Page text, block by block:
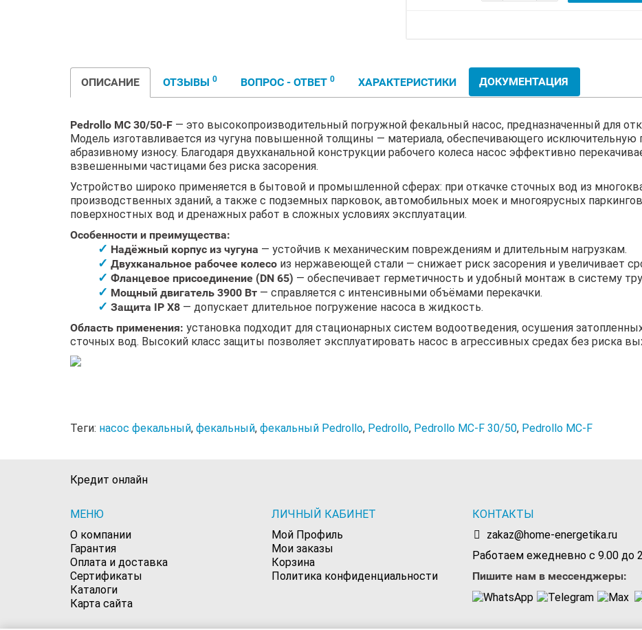
ОПИСАНИЕ ОТЗЫВЫ 0 ВОПРОС - ОТВЕТ 0 ХАРАКТЕРИСТИКИ ДОКУМЕНТАЦИЯ
Pedrollo MC 30/50-F — это высокопроизводительный погружной фекальный насос, предназначенный для
Модель изготавливается из чугуна повышенной толщины — материала, обеспечивающего исключительную
абразивному износу. Благодаря двухканальной конструкции рабочего колеса насос эффективно
взвешенными частицами без риска засорения.
Устройство широко применяется в бытовой и промышленной сферах: при откачке сточных вод из
производственных зданий, а также с подземных парковок, автомобильных моек и многоярусных
поверхностных вод и дренажных работ в сложных условиях эксплуатации.
Особенности и преимущества:
Надёжный корпус из чугуна — устойчив к механическим повреждениям и длительным нагрузкам.
Двухканальное рабочее колесо из нержавеющей стали — снижает риск засорения и увеличивает
Фланцевое присоединение (DN 65) — обеспечивает герметичность и удобный монтаж в систему
Мощный двигатель 3900 Вт — справляется с интенсивными объёмами перекачки.
Защита IP X8 — допускает длительное погружение насоса в жидкость.
Область применения: установка подходит для стационарных систем водоотведения, осушения
сточных вод. Высокий класс защиты позволяет эксплуатировать насос в агрессивных средах без риска
Теги: насос фекальный, фекальный, фекальный Pedrollo, Pedrollo, Pedrollo MC-F 30/50, Pedrollo MC-F
Кредит онлайн
МЕНЮ
О компании
Гарантия
Оплата и доставка
Сертификаты
Каталоги
Карта сайта
ЛИЧНЫЙ КАБИНЕТ
Мой Профиль
Мои заказы
Корзина
Политика конфиденциальности
КОНТАКТЫ
zakaz@home-energetika.ru
Работаем ежедневно с 9.00 до
Пишите нам в мессенджеры: